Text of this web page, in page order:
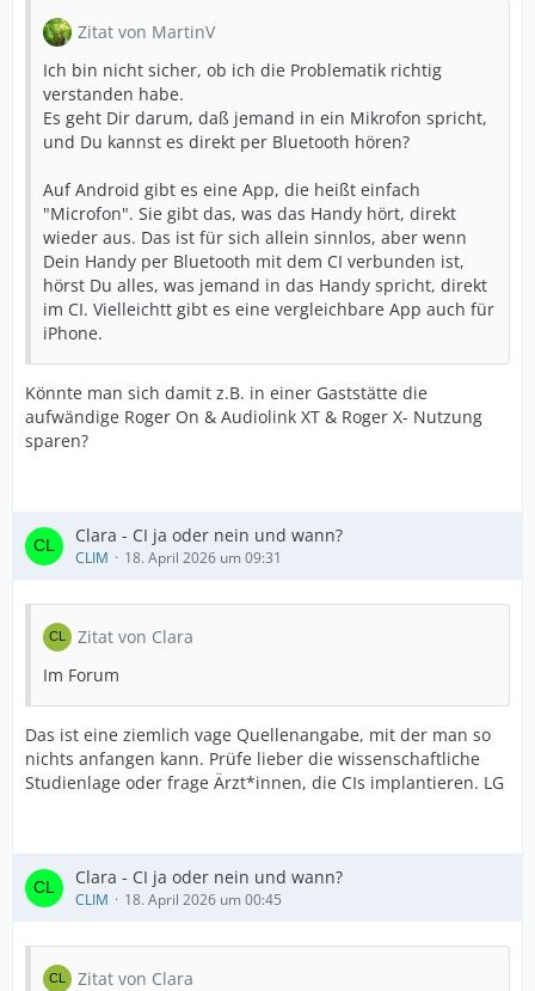
Zitat von MartinV
Ich bin nicht sicher, ob ich die Problematik richtig
verstanden habe.
Es geht Dir darum, daß jemand in ein Mikrofon spricht,
und Du kannst es direkt per Bluetooth hören?
Auf Android gibt es eine App, die heißt einfach
"Microfon". Sie gibt das, was das Handy hört, direkt
wieder aus. Das ist für sich allein sinnlos, aber wenn
Dein Handy per Bluetooth mit dem CI verbunden ist,
hörst Du alles, was jemand in das Handy spricht, direkt
im CI. Vielleichtt gibt es eine vergleichbare App auch für
iPhone.
Könnte man sich damit z.B. in einer Gaststätte die
aufwändige Roger On & Audiolink XT & Roger X- Nutzung
sparen?
Clara - CI ja oder nein und wann?
CLIM 18. April 2026 um 09:31
Zitat von Clara
Im Forum
Das ist eine ziemlich vage Quellenangabe, mit der man so
nichts anfangen kann. Prüfe lieber die wissenschaftliche
Studienlage oder frage Ärzt*innen, die CIs implantieren. LG
Clara - CI ja oder nein und wann?
CLIM 18. April 2026 um 00:45
Zitat von Clara